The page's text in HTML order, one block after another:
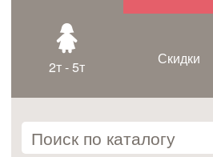
2т - 5т Скидки